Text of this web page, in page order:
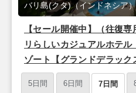
【セール開催中】（往復
リらしいカジュアルホテ
ゾート【グランドデラッ
午前発着/シンガポール航
バリ島(クタ)（インドネシア
5日間 6日間 7日間